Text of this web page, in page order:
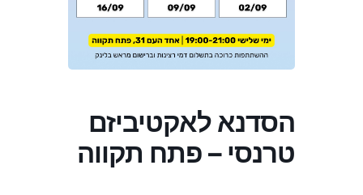
הסדנא לאקטיביזם
טרנסי – פתח תקווה